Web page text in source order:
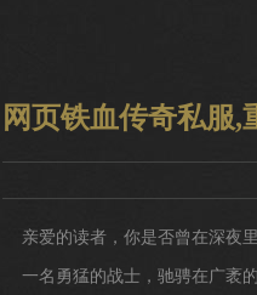
网页铁血传奇私服,
亲爱的读者，你是否曾在深夜
一名勇猛的战士，驰骋在广袤